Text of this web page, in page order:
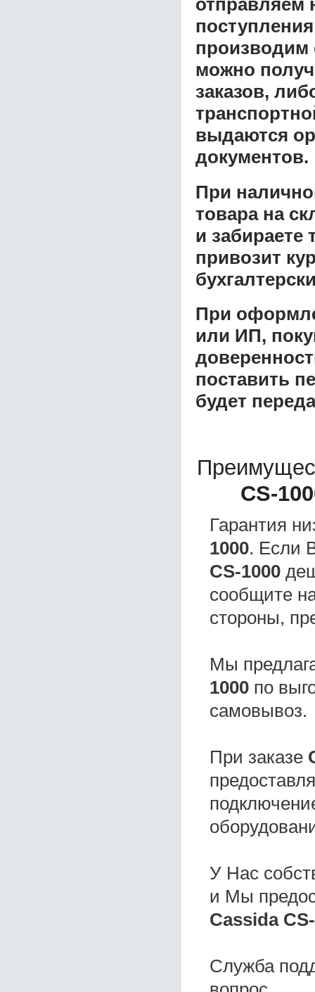
отправляем
производим
можно
заказов,
выдаются
документов.
При
товара на
и забираете
привозит
При
или ИП,
поставить
будет
CS-
Гарантия
1000. Если
CS-1000
сообщите
стороны,
Мы
1000 по
самовывоз.
При заказе
У Нас
и Мы
Cassida
Служба